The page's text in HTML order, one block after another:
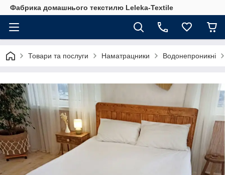
Фабрика домашнього текстилю Leleka-Textile
Товари та послуги Наматрацники Водонепроникні